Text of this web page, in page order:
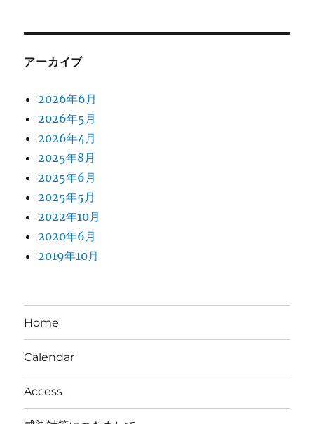
アーカイブ
2026年6月
2026年5月
2026年4月
2025年8月
2025年6月
2025年5月
2022年10月
2020年6月
2019年10月
Home
Calendar
Access